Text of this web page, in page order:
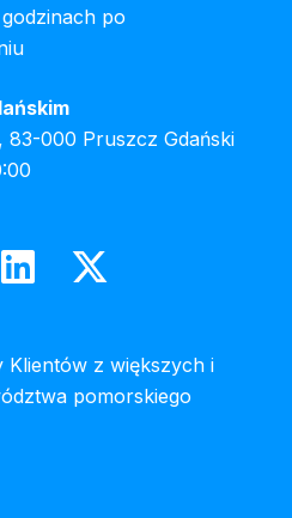
po
83-000 Pruszcz Gdański
Klientów z większych i
pomorskiego